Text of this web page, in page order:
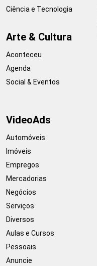
Ciência e Tecnologia
Arte & Cultura
Aconteceu
Agenda
Social & Eventos
VideoAds
Automóveis
Imóveis
Empregos
Mercadorias
Negócios
Serviços
Diversos
Aulas e Cursos
Pessoais
Anuncie